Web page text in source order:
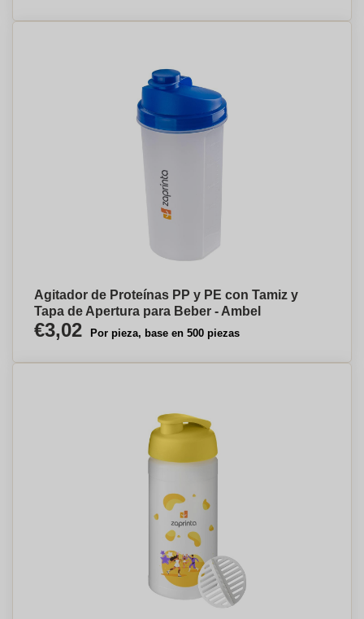
Agitador de Proteínas PP y PE con Tamiz y
Tapa de Apertura para Beber - Ambel
€3,02 Por pieza, base en 500 piezas